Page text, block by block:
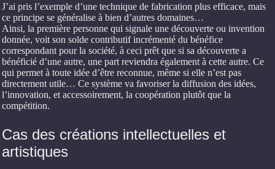
J’ai pris l’exemple d’une technique de fabrication plus efficace, mais
ce principe se généralise à bien d’autres domaines…
Ainsi, la première personne qui signale une découverte ou invention
donnée, voit son solde contributif incrémenté du bénéfice
correspondant pour la société, à ceci prêt que si sa découverte a
bénéficié d’une autre, une part reviendra également à cette autre. Ce
qui permet à toute idée d’être reconnue, même si elle n’est pas
directement utile… Ce système va favoriser la diffusion des idées,
l’innovation, et accessoirement, la coopération plutôt que la
compétition.
Cas des créations intellectuelles et
artistiques